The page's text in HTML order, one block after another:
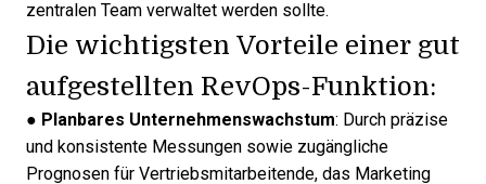
zentralen Team verwaltet werden sollte.
Die wichtigsten Vorteile einer gut
aufgestellten RevOps-Funktion:
● Planbares Unternehmenswachstum: Durch präzise
und konsistente Messungen sowie zugängliche
Prognosen für Vertriebsmitarbeitende, das Marketing